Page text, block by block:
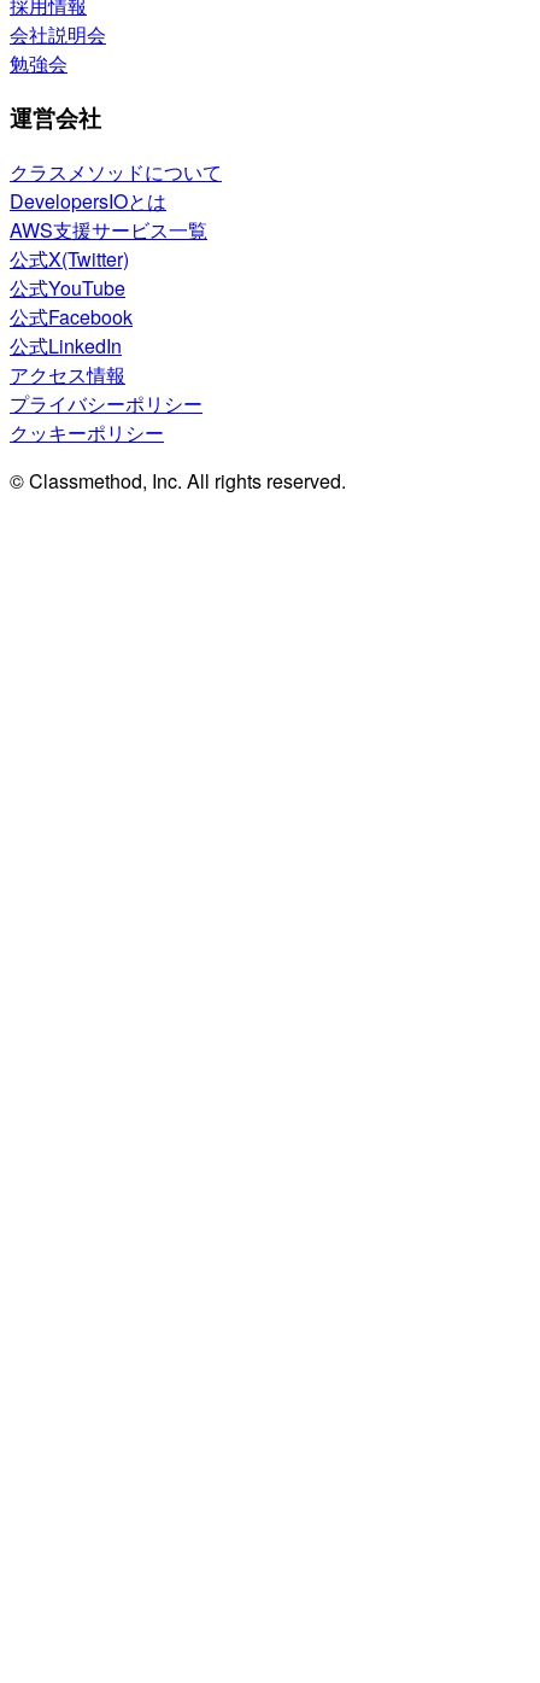
採用情報
会社説明会
勉強会
運営会社
クラスメソッドについて
DevelopersIOとは
AWS支援サービス一覧
公式X(Twitter)
公式YouTube
公式Facebook
公式LinkedIn
アクセス情報
プライバシーポリシー
クッキーポリシー
© Classmethod, Inc. All rights reserved.